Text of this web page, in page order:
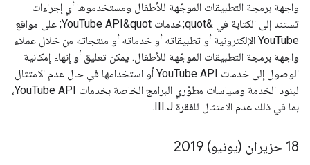
واجهة برمجة التطبيقات الموجّهة للأطفال ومستخدموها أي إجراءات
تستند إلى الكتابة في &quot;خدمات YouTube API&quot; على مواقع
YouTube الإلكترونية أو تطبيقاته أو خدماته أو منتجاته من خلال عملاء
واجهة برمجة التطبيقات الموجّهة للأطفال. يمكن تعليق أو إنهاء إمكانية
الوصول إلى خدمات YouTube API أو استخدامها في حال عدم الامتثال
لبنود الخدمة وسياسات مطوّري البرامج الخاصة بخدمات YouTube API،
بما في ذلك عدم الامتثال للفقرة III.J.
‫18 حزيران (يونيو) 2019